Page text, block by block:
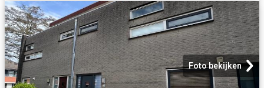
Foto bekijken